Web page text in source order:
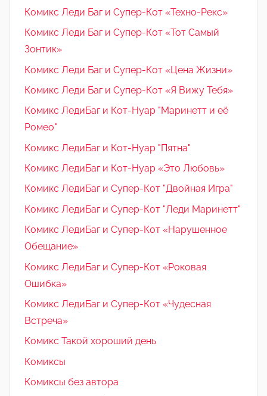
Комикс Леди Баг и Супер-Кот «Техно-Рекс»
Комикс Леди Баг и Супер-Кот «Тот Самый
Зонтик»
Комикс Леди Баг и Супер-Кот «Цена Жизни»
Комикс Леди Баг и Супер-Кот «Я Вижу Тебя»
Комикс ЛедиБаг и Кот-Нуар "Маринетт и её
Ромео"
Комикс ЛедиБаг и Кот-Нуар "Пятна"
Комикс ЛедиБаг и Кот-Нуар «Это Любовь»
Комикс ЛедиБаг и Супер-Кот "Двойная Игра"
Комикс ЛедиБаг и Супер-Кот "Леди Маринетт"
Комикс ЛедиБаг и Супер-Кот «Нарушенное
Обещание»
Комикс ЛедиБаг и Супер-Кот «Роковая
Ошибка»
Комикс ЛедиБаг и Супер-Кот «Чудесная
Встреча»
Комикс Такой хороший день
Комиксы
Комиксы без автора